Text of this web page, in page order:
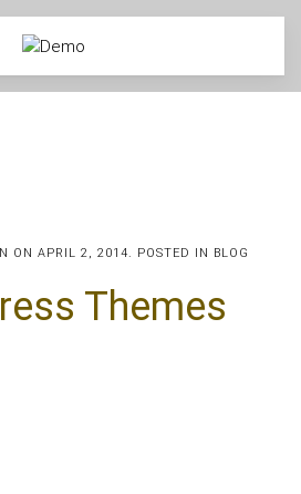
ON APRIL 2, 2014. POSTED IN BLOG
Themes